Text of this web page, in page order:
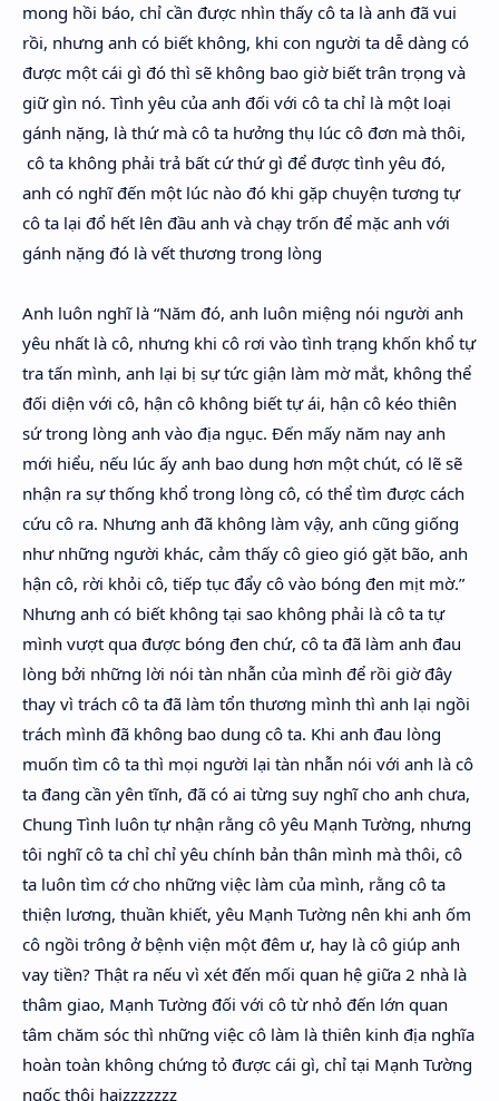
mong hồi báo, chỉ cần được nhìn thấy cô ta là anh đã vui
rồi, nhưng anh có biết không, khi con người ta dễ dàng có
được một cái gì đó thì sẽ không bao giờ biết trân trọng và
giữ gìn nó. Tình yêu của anh đối với cô ta chỉ là một loại
gánh nặng, là thứ mà cô ta hưởng thụ lúc cô đơn mà thôi,
cô ta không phải trả bất cứ thứ gì để được tình yêu đó,
anh có nghĩ đến một lúc nào đó khi gặp chuyện tương tự
cô ta lại đổ hết lên đầu anh và chạy trốn để mặc anh với
gánh nặng đó là vết thương trong lòng
Anh luôn nghĩ là “Năm đó, anh luôn miệng nói người anh
yêu nhất là cô, nhưng khi cô rơi vào tình trạng khốn khổ tự
tra tấn mình, anh lại bị sự tức giận làm mờ mắt, không thể
đối diện với cô, hận cô không biết tự ái, hận cô kéo thiên
sứ trong lòng anh vào địa ngục. Đến mấy năm nay anh
mới hiểu, nếu lúc ấy anh bao dung hơn một chút, có lẽ sẽ
nhận ra sự thống khổ trong lòng cô, có thể tìm được cách
cứu cô ra. Nhưng anh đã không làm vậy, anh cũng giống
như những người khác, cảm thấy cô gieo gió gặt bão, anh
hận cô, rời khỏi cô, tiếp tục đẩy cô vào bóng đen mịt mờ.”
Nhưng anh có biết không tại sao không phải là cô ta tự
mình vượt qua được bóng đen chứ, cô ta đã làm anh đau
lòng bởi những lời nói tàn nhẫn của mình để rồi giờ đây
thay vì trách cô ta đã làm tổn thương mình thì anh lại ngồi
trách mình đã không bao dung cô ta. Khi anh đau lòng
muốn tìm cô ta thì mọi người lại tàn nhẫn nói với anh là cô
ta đang cần yên tĩnh, đã có ai từng suy nghĩ cho anh chưa,
Chung Tình luôn tự nhận rằng cô yêu Mạnh Tường, nhưng
tôi nghĩ cô ta chỉ chỉ yêu chính bản thân mình mà thôi, cô
ta luôn tìm cớ cho những việc làm của mình, rằng cô ta
thiện lương, thuần khiết, yêu Mạnh Tường nên khi anh ốm
cô ngồi trông ở bệnh viện một đêm ư, hay là cô giúp anh
vay tiền? Thật ra nếu vì xét đến mối quan hệ giữa 2 nhà là
thâm giao, Mạnh Tường đối với cô từ nhỏ đến lớn quan
tâm chăm sóc thì những việc cô làm là thiên kinh địa nghĩa
hoàn toàn không chứng tỏ được cái gì, chỉ tại Mạnh Tường
ngốc thôi haizzzzzzz